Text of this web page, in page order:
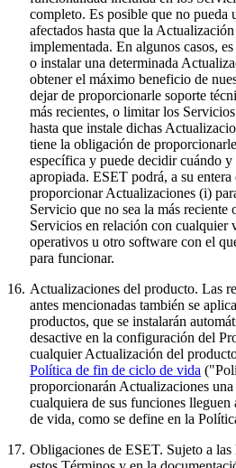
completo. Es posible que no pueda
afectados hasta que la
implementada. En algunos casos,
o instalar una determinada
obtener el máximo beneficio de
dejar de proporcionarle soporte
más recientes, o limitar los
hasta que instale dichas
tiene la obligación de
específica y puede decidir cuándo
apropiada. ESET podrá, a su
proporcionar Actualizaciones (i)
Servicio que no sea la más reciente
Servicios en relación con cualquier
operativos u otro software con el
para funcionar.
16. Actualizaciones del producto. Las
antes mencionadas también se
productos, que se instalarán
desactive en la configuración del
cualquier Actualización del
Política de fin de ciclo de vida
proporcionarán Actualizaciones
cualquiera de sus funciones
de vida, como se define en la
17. Obligaciones de ESET. Sujeto a